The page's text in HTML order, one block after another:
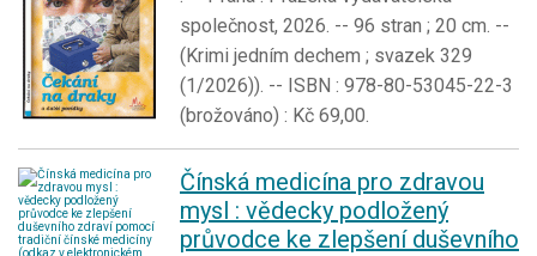
společnost, 2026. -- 96 stran ; 20 cm. --
(Krimi jedním dechem ; svazek 329
(1/2026)). -- ISBN : 978-80-53045-22-3
(brožováno) : Kč 69,00.
Čínská medicína pro zdravou
mysl : vědecky podložený
průvodce ke zlepšení duševního